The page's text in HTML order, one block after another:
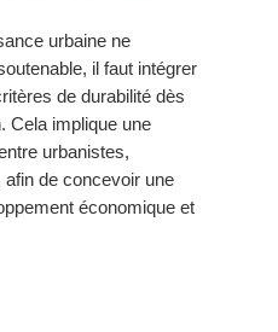
urbaine ne
il faut intégrer
de durabilité dès
Cela implique une
urbanistes,
de concevoir une
économique et